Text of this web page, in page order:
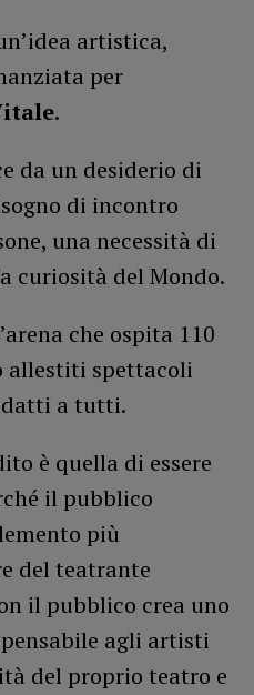
artistica,
per
.
da un desiderio di
di incontro
una necessità di
curiosità del Mondo.
che ospita 110
allestiti spettacoli
a tutti.
è quella di essere
il pubblico
più
del teatrante
il pubblico crea uno
agli artisti
del proprio teatro e